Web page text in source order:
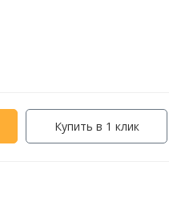
Купить в 1 клик